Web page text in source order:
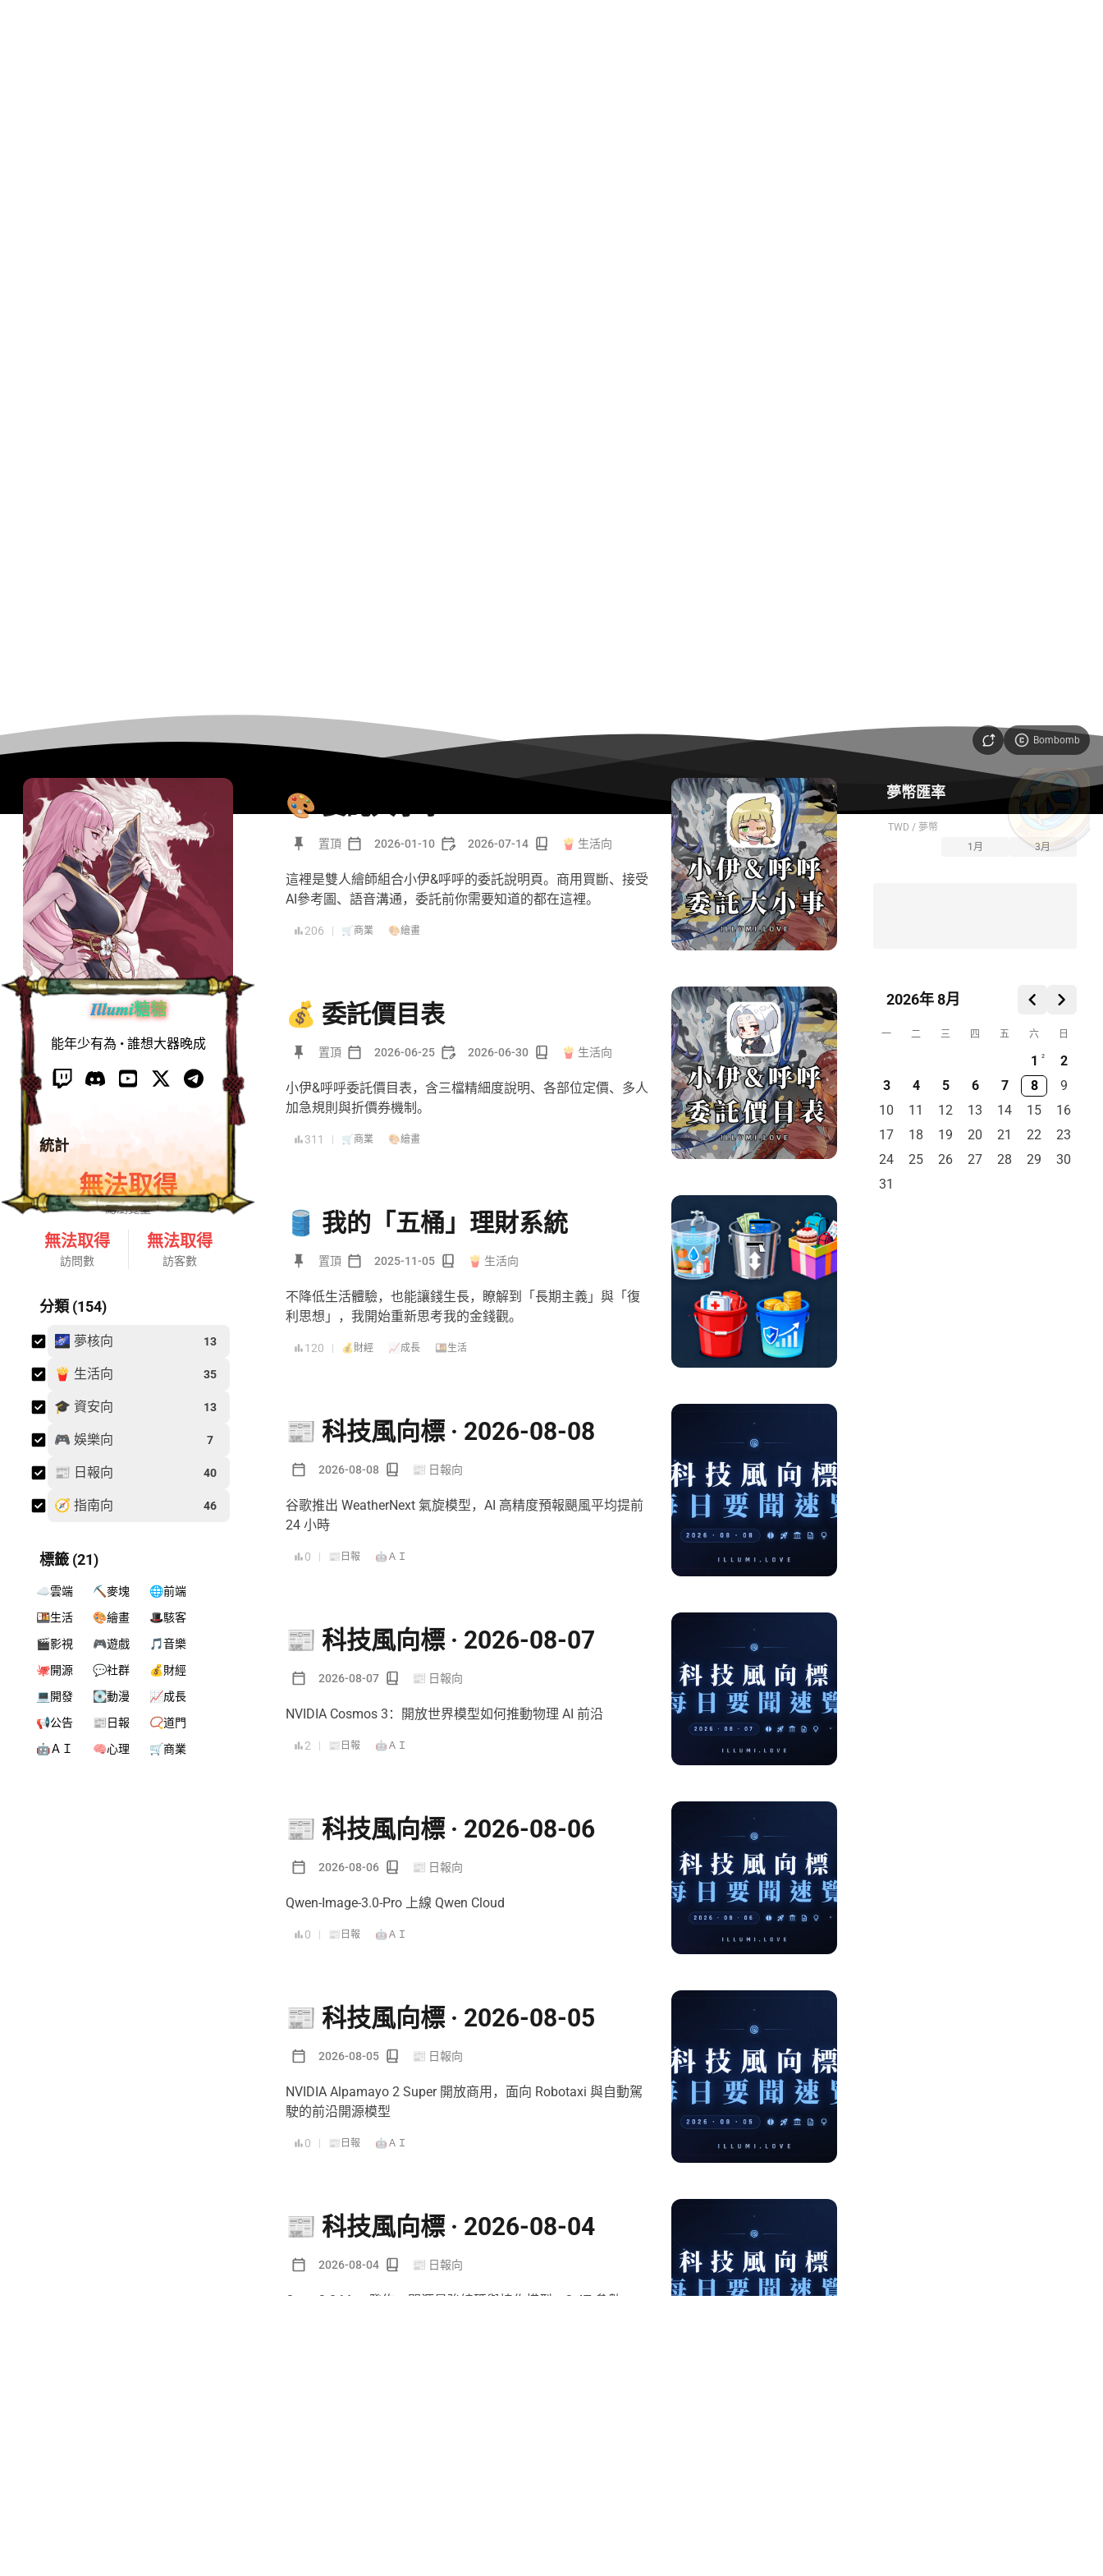
Bombomb
𝑰𝒍𝒍𝒖𝒎𝒊糖糖
能年少有為 • 誰想大器晚成
統計
無法取得
總瀏覽量
無法取得
訪問數
無法取得
訪客數
分類 (154)
🌌 夢核向 13
🍟 生活向 35
🎓 資安向 13
🎮 娛樂向 7
📰 日報向 40
🧭 指南向 46
標籤 (21)
☁️雲端 ⛏️麥塊
🌐前端
🍱生活
🎨繪畫
🎩駭客
🎬影視
🎮遊戲
🎵音樂
🐙開源
💬社群
💰財經
💻開發
💽動漫
📈成長
📢公告
📰日報
📿道門
🤖ＡＩ
🧠心理 🛒商業
🎨 委託大小事
置頂 2026-01-10 2026-07-14 🍟 生活向
這裡是雙人繪師組合小伊&呼呼的委託說明頁。商用買斷、接受
AI參考圖、語音溝通，委託前你需要知道的都在這裡。
206 🛒商業 🎨繪畫
💰 委託價目表
置頂 2026-06-25 2026-06-30 🍟 生活向
小伊&呼呼委託價目表，含三檔精細度說明、各部位定價、多人
加急規則與折價券機制。
311 🛒商業 🎨繪畫
🛢️ 我的「五桶」理財系統
置頂 2025-11-05 🍟 生活向
不降低生活體驗，也能讓錢生長，瞭解到「長期主義」與「復
利思想」，我開始重新思考我的金錢觀。
120 💰財經 📈成長 🍱生活
📰 科技風向標 · 2026-08-08
2026-08-08 📰 日報向
谷歌推出 WeatherNext 氣旋模型，AI 高精度預報颶風平均提前
24 小時
0 📰日報 🤖ＡＩ
📰 科技風向標 · 2026-08-07
2026-08-07 📰 日報向
NVIDIA Cosmos 3：開放世界模型如何推動物理 AI 前沿
2 📰日報 🤖ＡＩ
📰 科技風向標 · 2026-08-06
2026-08-06 📰 日報向
Qwen-Image-3.0-Pro 上線 Qwen Cloud
0 📰日報 🤖ＡＩ
📰 科技風向標 · 2026-08-05
2026-08-05 📰 日報向
NVIDIA Alpamayo 2 Super 開放商用，面向 Robotaxi 與自動駕
駛的前沿開源模型
0 📰日報 🤖ＡＩ
📰 科技風向標 · 2026-08-04
2026-08-04 📰 日報向
Qwen3.8-Max 發佈：開源最強編碼與協作模型，2.4T 參數
夢幣匯率
TWD / 夢幣
1月 3月
2026年 8月
一 二 三 四 五 六 日
1 2
2
3
4 5 6 7 8
9
10
11 12 13 14 15
16
17
18 19 20 21 22
23
24
25 26 27 28 29
30
31